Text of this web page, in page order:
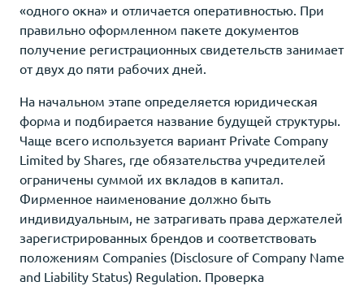
«одного окна» и отличается оперативностью. При
правильно оформленном пакете документов
получение регистрационных свидетельств занимает
от двух до пяти рабочих дней.
На начальном этапе определяется юридическая
форма и подбирается название будущей структуры.
Чаще всего используется вариант Private Company
Limited by Shares, где обязательства учредителей
ограничены суммой их вкладов в капитал.
Фирменное наименование должно быть
индивидуальным, не затрагивать права держателей
зарегистрированных брендов и соответствовать
положениям Companies (Disclosure of Company Name
and Liability Status) Regulation. Проверка